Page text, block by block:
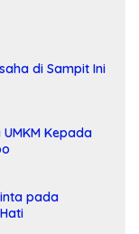
di Sampit Ini
Kepada
pada